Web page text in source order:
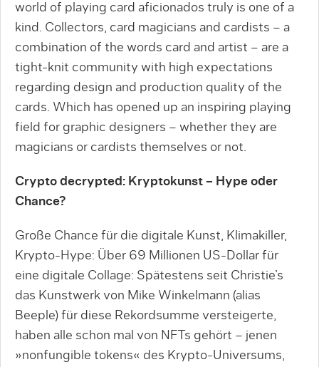
world of playing card aficionados truly is one of a
kind. Collectors, card magicians and cardists – a
combination of the words card and artist – are a
tight-knit community with high expectations
regarding design and production quality of the
cards. Which has opened up an inspiring playing
field for graphic designers – whether they are
magicians or cardists themselves or not.
Crypto decrypted: Kryptokunst – Hype oder
Chance?
Große Chance für die digitale Kunst, Klimakiller,
Krypto-Hype: Über 69 Millionen US-­Dollar für
eine digitale Col­lage: Spätestens seit Christie’s
das Kunstwerk von Mike Winkelmann (alias
Beeple) für diese Rekordsumme versteigerte,
haben alle schon mal von NFTs gehört – jenen
»non­fungible tokens« des Krypto­-Universums,